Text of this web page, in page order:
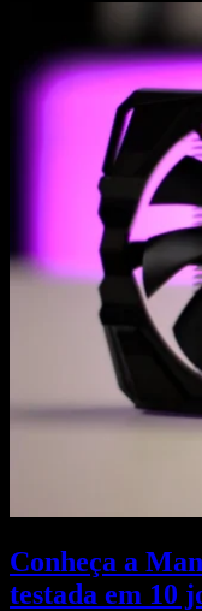
Conheça a
testada em 10